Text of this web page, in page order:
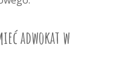
adwokat w